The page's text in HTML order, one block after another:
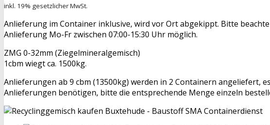
inkl. 19% gesetzlicher MwSt.
Anlieferung im Container inklusive, wird vor Ort abgekippt. Bitte
Anlieferung Mo-Fr zwischen 07:00-15:30 Uhr möglich.
ZMG 0-32mm (Ziegelmineralgemisch)
1cbm wiegt ca. 1500kg.
Anlieferungen ab 9 cbm (13500kg) werden in 2 Containern angeliefert,
Anlieferungen benötigen, bitte die entsprechende Menge einzeln